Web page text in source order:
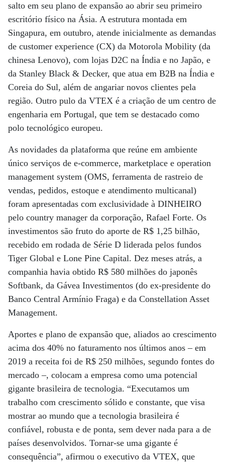
salto em seu plano de expansão ao abrir seu primeiro
escritório físico na Ásia. A estrutura montada em
Singapura, em outubro, atende inicialmente as demandas
de customer experience (CX) da Motorola Mobility (da
chinesa Lenovo), com lojas D2C na Índia e no Japão, e
da Stanley Black & Decker, que atua em B2B na Índia e
Coreia do Sul, além de angariar novos clientes pela
região. Outro pulo da VTEX é a criação de um centro de
engenharia em Portugal, que tem se destacado como
polo tecnológico europeu.
As novidades da plataforma que reúne em ambiente
único serviços de e-commerce, marketplace e operation
management system (OMS, ferramenta de rastreio de
vendas, pedidos, estoque e atendimento multicanal)
foram apresentadas com exclusividade à DINHEIRO
pelo country manager da corporação, Rafael Forte. Os
investimentos são fruto do aporte de R$ 1,25 bilhão,
recebido em rodada de Série D liderada pelos fundos
Tiger Global e Lone Pine Capital. Dez meses atrás, a
companhia havia obtido R$ 580 milhões do japonês
Softbank, da Gávea Investimentos (do ex-presidente do
Banco Central Armínio Fraga) e da Constellation Asset
Management.
Aportes e plano de expansão que, aliados ao crescimento
acima dos 40% no faturamento nos últimos anos – em
2019 a receita foi de R$ 250 milhões, segundo fontes do
mercado –, colocam a empresa como uma potencial
gigante brasileira de tecnologia. “Executamos um
trabalho com crescimento sólido e constante, que visa
mostrar ao mundo que a tecnologia brasileira é
confiável, robusta e de ponta, sem dever nada para a de
países desenvolvidos. Tornar-se uma gigante é
consequência”, afirmou o executivo da VTEX, que